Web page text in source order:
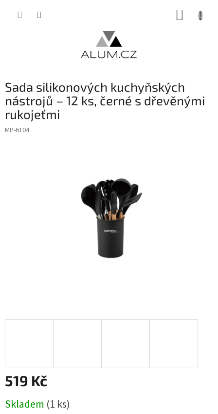
Sada silikonových kuchyňských
nástrojů – 12 ks, černé s dřevěnými
rukojeťmi
MP-6104
519 Kč
cena:
Skladem (1 ks)